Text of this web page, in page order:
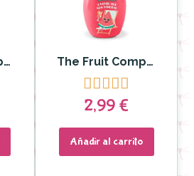
The Fruit Company - Gel de Manos Mousse Fresa y Nata 250 ml The Fruit Company - Gel de Manos Mousse Sandía 250 ml

2,99 €
Añadir al carrito